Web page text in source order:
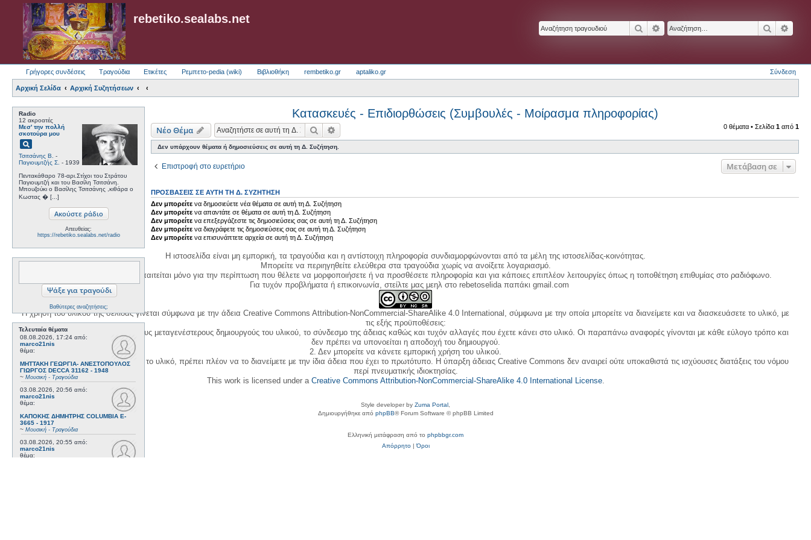
rebetiko.sealabs.net
ΑναζήτησηΕιδική αναζήτηση
Γρήγορες συνδέσεις Τραγούδια Ετικέτες Ρεμπετο-pedia (wiki) Βιβλιοθήκη rembetiko.gr aptaliko.gr Σύνδεση
Αρχική Σελίδα Αρχική Συζητήσεων
Radio
12 ακροατές
Μεσ' την πολλή
σκοτούρα μου
pageview
Τσιτσάνης Β.
-
Παγιουμτζής Σ. - 1939
Πεντακάθαρο 78-αρι.Στίχοι του Στράτου
Παγιουμτζή και του Βασίλη Τσιτσάνη.
Μπουζούκι ο Βασίλης Τσιτσάνης ,κιθάρα ο
Κωστας � [...]
Απευθείας:
https://rebetiko.sealabs.net/radio
Βαθύτερες αναζητήσεις;
Τελευταία θέματα
08.08.2026, 17:24 από:
marco21nis
θέμα:
ΜΗΤΤΑΚΗ ΓΕΩΡΓΙΑ- ΑΝΕΣΤΟΠΟΥΛΟΣ
ΓΙΩΡΓΟΣ DECCA 31162 - 1948
~ Μουσική - Τραγούδια
03.08.2026, 20:56 από:
marco21nis
θέμα:
ΚΑΠΟΚΗΣ ΔΗΜΗΤΡΗΣ COLUMBIA E-
3665 - 1917
~ Μουσική - Τραγούδια
03.08.2026, 20:55 από:
marco21nis
θέμα:
Κατασκευές - Επιδιορθώσεις (Συμβουλές - Μοίρασμα πληροφορίας)
Νέο Θέμα Αναζήτηση 0 θέματα • Σελίδα 1 από 1
Δεν υπάρχουν θέματα ή δημοσιεύσεις σε αυτή τη Δ. Συζήτηση.
Επιστροφή στο ευρετήριο Μετάβαση σε
ΠΡΟΣΒΆΣΕΙΣ ΣΕ ΑΥΤΉ ΤΗ Δ. ΣΥΖΉΤΗΣΗ
Δεν μπορείτε να δημοσιεύετε νέα θέματα σε αυτή τη Δ. Συζήτηση
Δεν μπορείτε να απαντάτε σε θέματα σε αυτή τη Δ. Συζήτηση
Δεν μπορείτε να επεξεργάζεστε τις δημοσιεύσεις σας σε αυτή τη Δ. Συζήτηση
Δεν μπορείτε να διαγράφετε τις δημοσιεύσεις σας σε αυτή τη Δ. Συζήτηση
Δεν μπορείτε να επισυνάπτετε αρχεία σε αυτή τη Δ. Συζήτηση
Η ιστοσελίδα είναι μη εμπορική, τα τραγούδια και η αντίστοιχη πληροφορία συνδιαμορφώνονται από τα μέλη της ιστοσελίδας-κοινότητας.
Μπορείτε να περιηγηθείτε ελεύθερα στα τραγούδια χωρίς να ανοίξετε λογαριασμό.
Η δημιουργία λογαριασμού απαιτείται μόνο για την περίπτωση που θέλετε να μορφοποιήσετε ή να προσθέσετε πληροφορία και για κάποιες επιπλέον λειτουργίες όπως η τοποθέτηση επιθυμίας στο ραδιόφωνο.
Για τυχόν προβλήματα ή επικοινωνία, στείλτε μας μεηλ στο rebetoselida παπάκι gmail.com
Η χρήση του υλικού της σελίδας γίνεται σύμφωνα με την άδεια Creative Commons Attribution-NonCommercial-ShareAlike 4.0 International, σύμφωνα με την οποία μπορείτε να διανείμετε και να διασκευάσετε το υλικό, με
τις εξής προϋποθέσεις:
1. Να αναφέρετε τον αρχικό και τους μεταγενέστερους δημιουργούς του υλικού, το σύνδεσμο της άδειας καθώς και τυχόν αλλαγές που έχετε κάνει στο υλικό. Οι παραπάνω αναφορές γίνονται με κάθε εύλογο τρόπο και
δεν πρέπει να υπονοείται η αποδοχή του δημιουργού.
2. Δεν μπορείτε να κάνετε εμπορική χρήση του υλικού.
3. Αν διασκευάσετε με κάθε τρόπο το υλικό, πρέπει πλέον να το διανείμετε με την ίδια άδεια που έχει το πρωτότυπο. Η ύπαρξη άδειας Creative Commons δεν αναιρεί ούτε υποκαθιστά τις ισχύουσες διατάξεις του νόμου
περί πνευματικής ιδιοκτησίας.
This work is licensed under a Creative Commons Attribution-NonCommercial-ShareAlike 4.0 International License.
Style developer by Zuma Portal
Δημιουργήθηκε από phpBB® Forum Software © phpBB Limited
Ελληνική μετάφραση από το phpbbgr.com
Απόρρητο|Όροι